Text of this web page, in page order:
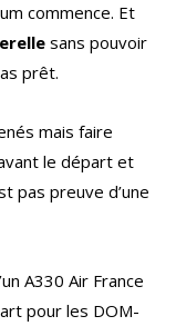
commence. Et
sans pouvoir
prêt.
mais faire
le départ et
pas preuve d’une
A330 Air France
pour les DOM-